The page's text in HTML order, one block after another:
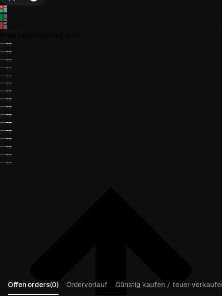
----
----
----
----
----
----
----
----
----
----
----
----
----
----
----
----
Offen orders(0) Orderverlauf
Günstig kaufen / teuer